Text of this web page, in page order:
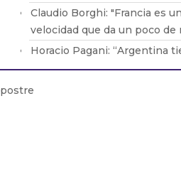
Claudio Borghi: "Francia es
velocidad que da un poco de
Horacio Pagani: “Argentina
Tenemos mucha fe, ojalá que
Sergio Goycochea: “No hay
postre